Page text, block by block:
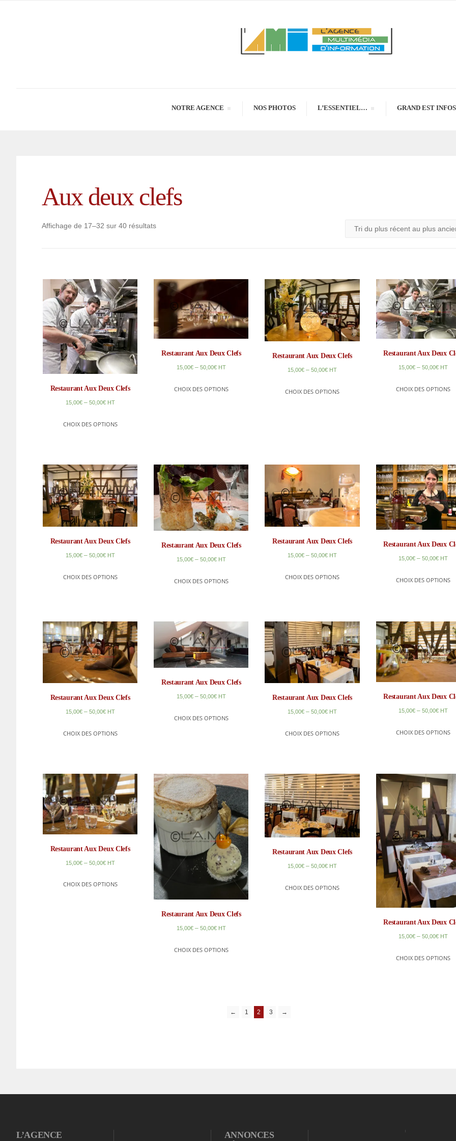
NOTRE AGENCE NOS PHOTOS L’ESSENTIEL… GRAND EST INFOS
Aux deux clefs
Affichage de 17–32 sur 40 résultats
Restaurant Aux Deux Clefs
15,00€– 50,00€ HT
CHOIX DES OPTIONS
Restaurant Aux Deux Clefs
15,00€– 50,00€ HT
CHOIX DES OPTIONS
Restaurant Aux Deux Clefs
15,00€ – 50,00€ HT
CHOIX DES OPTIONS
Restaurant Aux Deux
15,00€ –50,00€ HT
CHOIX DES OPTIONS
Restaurant Aux Deux Clefs
15,00€– 50,00€ HT
CHOIX DES OPTIONS
Restaurant Aux Deux Clefs
15,00€– 50,00€ HT
CHOIX DES OPTIONS
Restaurant Aux Deux Clefs
15,00€ – 50,00€ HT
CHOIX DES OPTIONS
Restaurant Aux Deux
15,00€ –50,00€ HT
CHOIX DES OPTIONS
Restaurant Aux Deux Clefs
15,00€– 50,00€ HT
CHOIX DES OPTIONS
Restaurant Aux Deux Clefs
15,00€– 50,00€ HT
CHOIX DES OPTIONS
Restaurant Aux Deux Clefs
15,00€ – 50,00€ HT
CHOIX DES OPTIONS
Restaurant Aux Deux
15,00€ –50,00€ HT
CHOIX DES OPTIONS
Restaurant Aux Deux Clefs
15,00€– 50,00€ HT
CHOIX DES OPTIONS
Restaurant Aux Deux Clefs
15,00€– 50,00€ HT
CHOIX DES OPTIONS
Restaurant Aux Deux Clefs
15,00€ – 50,00€ HT
CHOIX DES OPTIONS
Restaurant Aux Deux
15,00€ –50,00€ HT
CHOIX DES OPTIONS
← 1 2 3 →
L’AGENCE
ANNONCES